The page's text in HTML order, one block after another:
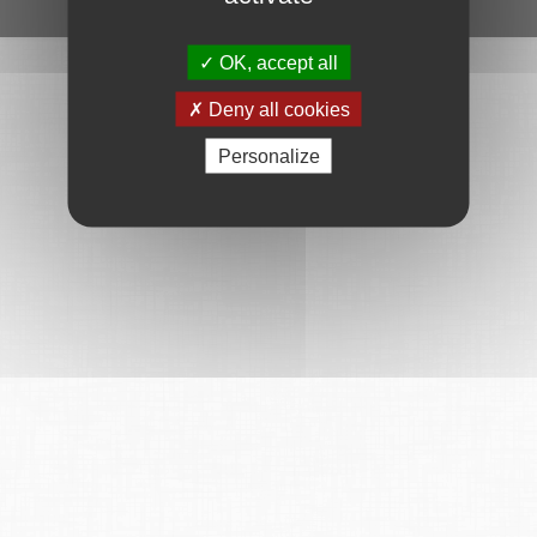
OK, accept all
Deny all cookies
Personalize
Ce service est proposé par